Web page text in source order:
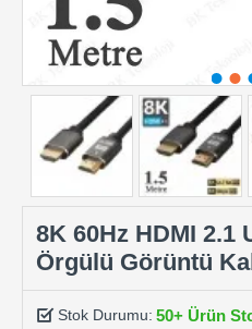
8K 60Hz HDMI 2.1
Örgülü Görüntü
Stok Durumu: 50+ Ürün